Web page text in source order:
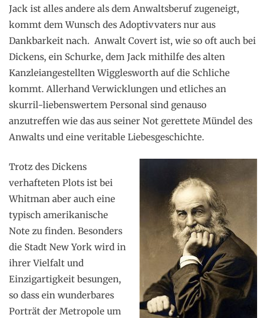
Jack ist alles andere als dem Anwaltsberuf zugeneigt,
kommt dem Wunsch des Adoptivvaters nur aus
Dankbarkeit nach. Anwalt Covert ist, wie so oft auch bei
Dickens, ein Schurke, dem Jack mithilfe des alten
Kanzleiangestellten Wigglesworth auf die Schliche
kommt. Allerhand Verwicklungen und etliches an
skurril-liebenswertem Personal sind genauso
anzutreffen wie das aus seiner Not gerettete Mündel des
Anwalts und eine veritable Liebesgeschichte.
Trotz des Dickens
verhafteten Plots ist bei
Whitman aber auch eine
typisch amerikanische
Note zu finden. Besonders
die Stadt New York wird in
ihrer Vielfalt und
Einzigartigkeit besungen,
so dass ein wunderbares
Porträt der Metropole um